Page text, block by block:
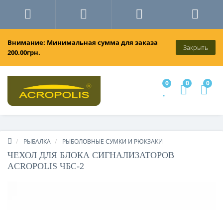
Внимание: Минимальная сумма для заказа
200.00грн.
Закрыть
0 0 0
РЫБАЛКА РЫБОЛОВНЫЕ СУМКИ И РЮКЗАКИ
ЧЕХОЛ ДЛЯ БЛОКА СИГНАЛИЗАТОРОВ
ACROPOLIS ЧБС-2